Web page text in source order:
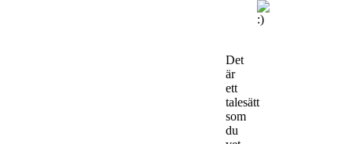
Det
är
ett
talesätt
som
du